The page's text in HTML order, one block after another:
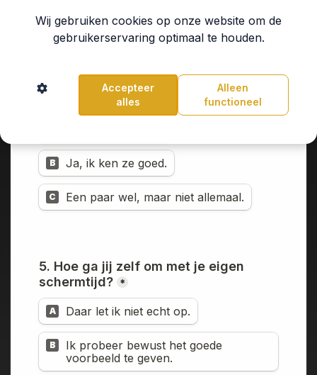
Wij gebruiken cookies op onze website om de
gebruikerservaring optimaal te houden.
Alleen
functioneel
Accepteer
alles